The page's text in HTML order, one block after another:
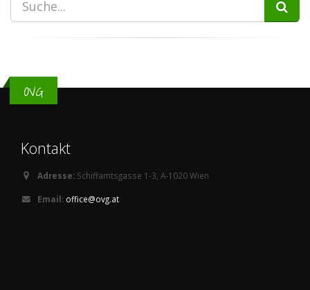
OVG
Kontakt
Adresse: Schiffamtsgasse 1-3, A-1020 Wien
Email: office@ovg.at